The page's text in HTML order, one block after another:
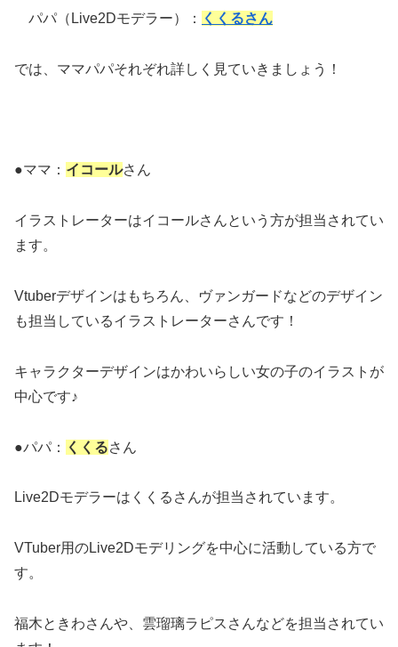
パパ（ Live2Dモデラー）： くくるさん
では、ママパパそれぞれ詳しく見ていきましょう！
●ママ： イコールさん
イラストレーターはイコールさんという方が担当されてい
ます。
Vtuberデザインはもちろん、ヴァンガードなどのデザイン
も担当しているイラストレーターさんです！
キャラクターデザインはかわいらしい女の子のイラストが
中心です♪
●パパ： くくるさん
Live2Dモデラーはくくるさんが担当されています。
VTuber用のLive2Dモデリングを中心に活動している方で
す。
福木ときわさんや、雲瑠璃ラピスさんなどを担当されてい